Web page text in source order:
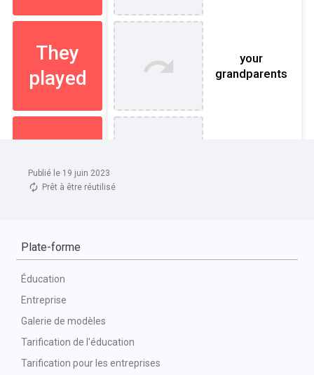
Publié le 19 juin 2023
Prêt à être réutilisé
Plate-forme
Éducation
Entreprise
Galerie de modèles
Tarification de l'éducation
Tarification pour les entreprises